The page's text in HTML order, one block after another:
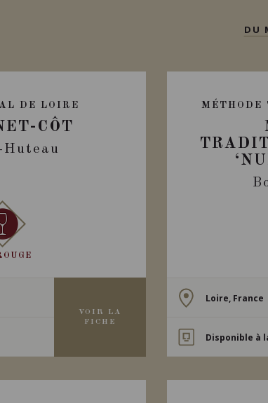
DU
DE LOIRE
CÔT
Huteau
VOIR LA
FICHE
Loire, France
Disponible à